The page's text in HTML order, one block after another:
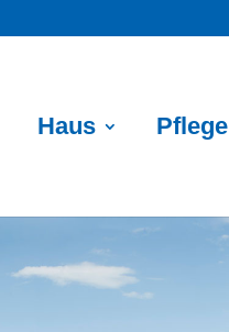
Haus Pflege